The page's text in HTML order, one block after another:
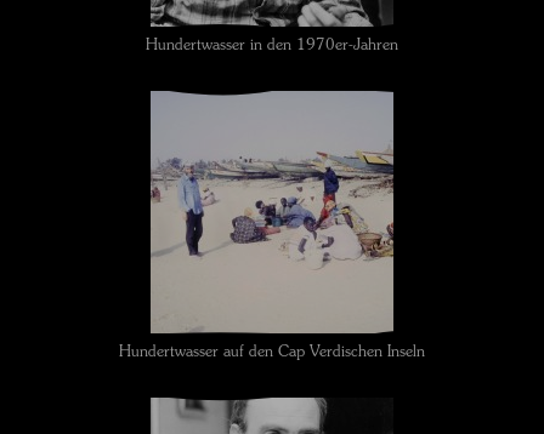
Hundertwasser in den 1970er-Jahren
Hundertwasser auf den Cap Verdischen Inseln